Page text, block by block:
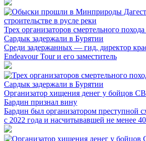
Трех организаторов смертельного
Сардык задержали в Бурятии
Среди задержанных — гид, директор
Endeavour Tour и его заместитель
Организатор хищения денег у бойцов
Бардин признал вину
Бардин был организатором преступной
с 2022 года и насчитывавшей не менее